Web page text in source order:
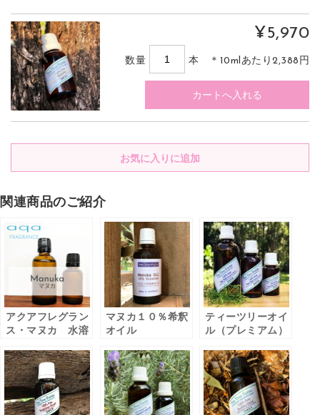
¥5,970
数量 本 ＊10mlあたり2,388円
関連商品のご紹介
アクアフレグラン
ス・マヌカ 水溶
オイル
マヌカ１０％希釈
オイル
ティーツリーオイ
ル（プレミアム）